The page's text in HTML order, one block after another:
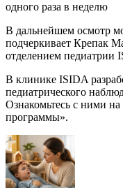
одного раза в неделю
В дальнейшем осмотр
подчеркивает Крепак
отделением педиатрии
В клинике ISIDA
педиатрического
Ознакомьтесь с ними
программы».